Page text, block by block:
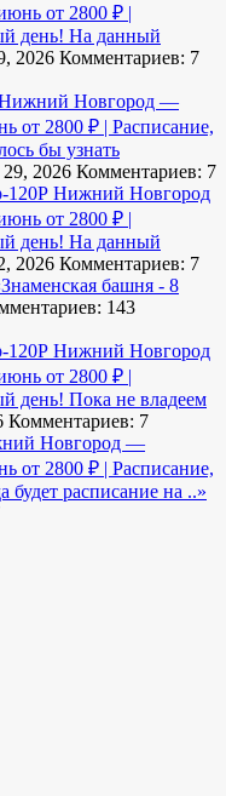
от 2800 ₽ |
день! На данный
2026 Комментариев: 7
Новгород —
от 2800 ₽ | Расписание,
бы узнать
2026 Комментариев: 7
120Р Нижний Новгород
от 2800 ₽ |
день! На данный
2026 Комментариев: 7
башня - 8
143
120Р Нижний Новгород
от 2800 ₽ |
день! Пока не владеем
Комментариев: 7
Новгород —
от 2800 ₽ | Расписание,
будет расписание на ..»